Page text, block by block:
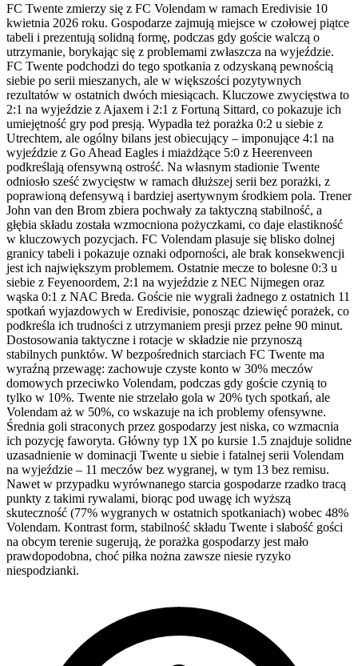
FC Twente zmierzy się z FC Volendam w ramach Eredivisie 10
kwietnia 2026 roku. Gospodarze zajmują miejsce w czołowej piątce
tabeli i prezentują solidną formę, podczas gdy goście walczą o
utrzymanie, borykając się z problemami zwłaszcza na wyjeździe.
FC Twente podchodzi do tego spotkania z odzyskaną pewnością
siebie po serii mieszanych, ale w większości pozytywnych
rezultatów w ostatnich dwóch miesiącach. Kluczowe zwycięstwa to
2:1 na wyjeździe z Ajaxem i 2:1 z Fortuną Sittard, co pokazuje ich
umiejętność gry pod presją. Wypadła też porażka 0:2 u siebie z
Utrechtem, ale ogólny bilans jest obiecujący – imponujące 4:1 na
wyjeździe z Go Ahead Eagles i miażdżące 5:0 z Heerenveen
podkreślają ofensywną ostrość. Na własnym stadionie Twente
odniosło sześć zwycięstw w ramach dłuższej serii bez porażki, z
poprawioną defensywą i bardziej asertywnym środkiem pola. Trener
John van den Brom zbiera pochwały za taktyczną stabilność, a
głębia składu została wzmocniona pożyczkami, co daje elastikność
w kluczowych pozycjach. FC Volendam plasuje się blisko dolnej
granicy tabeli i pokazuje oznaki odporności, ale brak konsekwencji
jest ich największym problemem. Ostatnie mecze to bolesne 0:3 u
siebie z Feyenoordem, 2:1 na wyjeździe z NEC Nijmegen oraz
wąska 0:1 z NAC Breda. Goście nie wygrali żadnego z ostatnich 11
spotkań wyjazdowych w Eredivisie, ponosząc dziewięć porażek, co
podkreśla ich trudności z utrzymaniem presji przez pełne 90 minut.
Dostosowania taktyczne i rotacje w składzie nie przynoszą
stabilnych punktów. W bezpośrednich starciach FC Twente ma
wyraźną przewagę: zachowuje czyste konto w 30% meczów
domowych przeciwko Volendam, podczas gdy goście czynią to
tylko w 10%. Twente nie strzelało gola w 20% tych spotkań, ale
Volendam aż w 50%, co wskazuje na ich problemy ofensywne.
Średnia goli straconych przez gospodarzy jest niska, co wzmacnia
ich pozycję faworyta. Główny typ 1X po kursie 1.5 znajduje solidne
uzasadnienie w dominacji Twente u siebie i fatalnej serii Volendam
na wyjeździe – 11 meczów bez wygranej, w tym 13 bez remisu.
Nawet w przypadku wyrównanego starcia gospodarze rzadko tracą
punkty z takimi rywalami, biorąc pod uwagę ich wyższą
skuteczność (77% wygranych w ostatnich spotkaniach) wobec 48%
Volendam. Kontrast form, stabilność składu Twente i słabość gości
na obcym terenie sugerują, że porażka gospodarzy jest mało
prawdopodobna, choć piłka nożna zawsze niesie ryzyko
niespodzianki.